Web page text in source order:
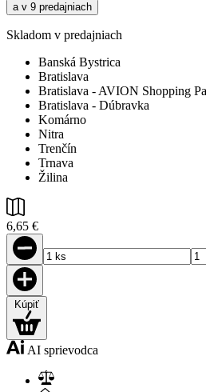
a v 9 predajniach
Skladom v predajniach
Banská Bystrica
Bratislava
Bratislava - AVION Shopping
Bratislava - Dúbravka
Komárno
Nitra
Trenčín
Trnava
Žilina
6,65 €
AI sprievodca